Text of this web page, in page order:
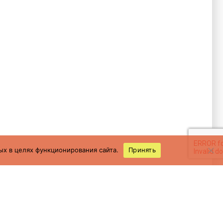
в целях функционирования сайта. Принять